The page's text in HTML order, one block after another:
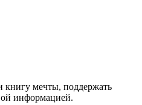
книгу мечты, поддержать
информацией.